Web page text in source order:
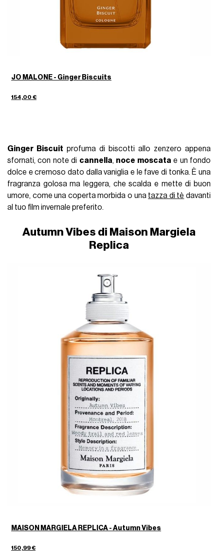
JO MALONE - Ginger Biscuits
154,00 €
Ginger Biscuit profuma di biscotti allo zenzero appena
sfornati, con note di cannella, noce moscata e un fondo
dolce e cremoso dato dalla vaniglia e le fave di tonka. È una
fragranza golosa ma leggera, che scalda e mette di buon
umore, come una coperta morbida o una tazza di tè davanti
al tuo film invernale preferito.
Autumn Vibes di Maison Margiela
Replica
MAISON MARGIELA REPLICA - Autumn Vibes
150,99 €